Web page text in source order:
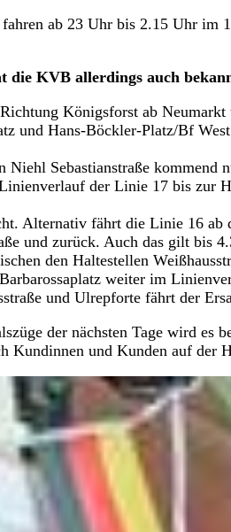
ab 23 Uhr bis 2.15 Uhr
die KVB allerdings auch
Königsforst ab
und Hans-Böckler-Platz/Bf
Niehl Sebastianstraße kommend
der Linie 17 bis zur
Alternativ fährt die Linie 16 ab
und zurück. Auch das gilt bis
den Haltestellen
weiter im
und Ulrepforte fährt der
der nächsten Tage wird es
Kundinnen und Kunden auf der